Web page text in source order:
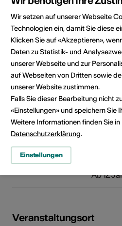
Veranstalter
Culture
Route
1996
Telefon
Webseite
Rubrik
Ab 12
Veranstaltungsort
Wir setzen auf unserer Webseite
Technologien ein, damit Sie diese
Klicken Sie auf «Akzeptieren»,
Daten zu Statistik- und
unserer Webseite und zur
auf Webseiten von Dritten sowie
unserer Website zustimmen.
Falls Sie dieser Bearbeitung nicht
«Einstellungen» und speichern Sie
Weitere Informationen finden Sie
Datenschutzerklärung.
Einstellungen